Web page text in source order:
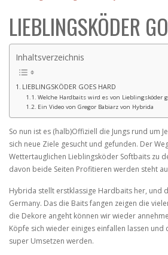
LIEBLINGSKÖDER
Inhaltsverzeichnis
LIEBLINGSKÖDER GOES HARD
Welche Hardbaits wird es von Lieblingsköder
Ein Video von Gregor Babiarz von Hybrida
So nun ist es (halb)Offiziell die Jungs rund um
sich neue Ziele gesucht und gefunden. Der
Wettertauglichen Lieblingsköder Softbaits zu
davon beide Seiten Profitieren werden steht
Hybrida stellt erstklassige Hardbaits her, und
Germany. Das die Baits fangen zeigen die
die Dekore angeht können wir wieder
Köpfe sich wieder einiges einfallen lassen und
super Umsetzen werden.